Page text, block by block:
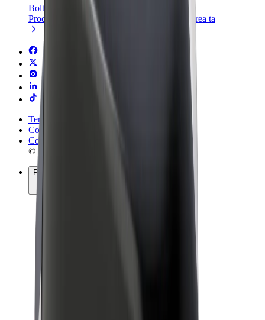
Bolt for Business
Produse și servicii Bolt adaptate pentru afacerea ta
Termeni și Condiții
Confidențialitate
Cookie-uri
© 2026 Bolt Technology OÜ
Produse